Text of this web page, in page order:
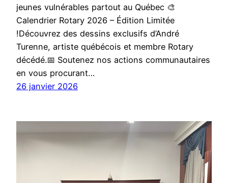
jeunes vulnérables partout au Québec 🎨
Calendrier Rotary 2026 – Édition Limitée
!Découvrez des dessins exclusifs d’André
Turenne, artiste québécois et membre Rotary
décédé.📅 Soutenez nos actions communautaires
en vous procurant…
26 janvier 2026